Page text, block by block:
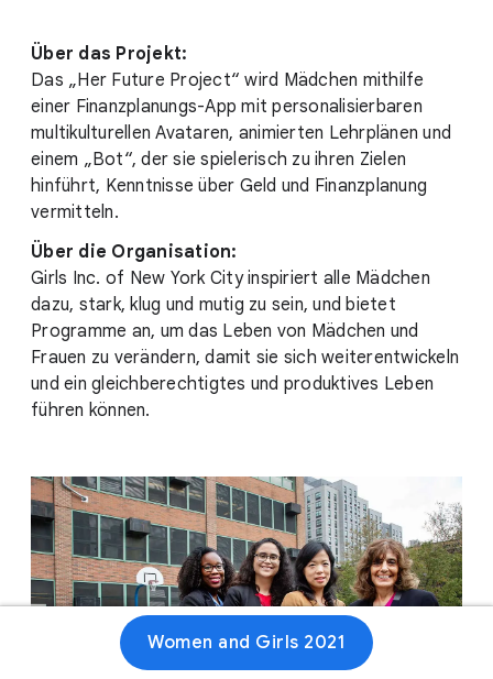
Über das Projekt:
Das „Her Future Project“ wird Mädchen mithilfe
einer Finanzplanungs-App mit personalisierbaren
multikulturellen Avataren, animierten Lehrplänen und
einem „Bot“, der sie spielerisch zu ihren Zielen
hinführt, Kenntnisse über Geld und Finanzplanung
vermitteln.
Über die Organisation:
Girls Inc. of New York City inspiriert alle Mädchen
dazu, stark, klug und mutig zu sein, und bietet
Programme an, um das Leben von Mädchen und
Frauen zu verändern, damit sie sich weiterentwickeln
und ein gleichberechtigtes und produktives Leben
führen können.
Women and Girls 2021